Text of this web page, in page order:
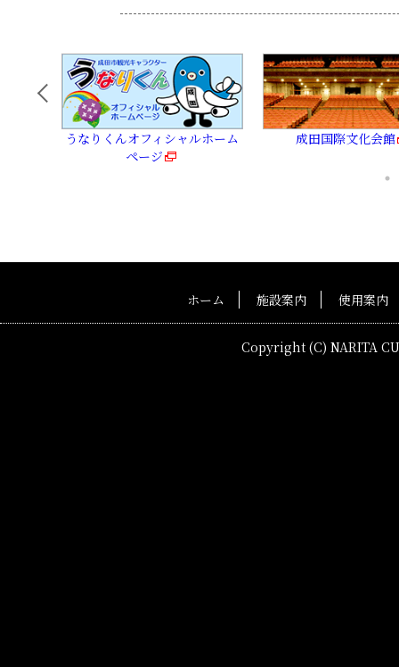
うなりくんオフィシャルホーム
ページ
成田国際文化会館
ホーム 施設案内 使用案内
Copyright (C) NARITA